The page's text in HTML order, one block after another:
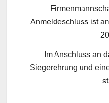
Anmeldeschluss ist
Im Anschluss an
Siegerehrung und